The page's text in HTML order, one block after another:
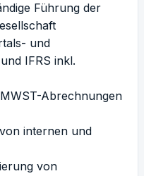
Führung der
und
IFRS inkl.
Abrechnungen
internen und
von